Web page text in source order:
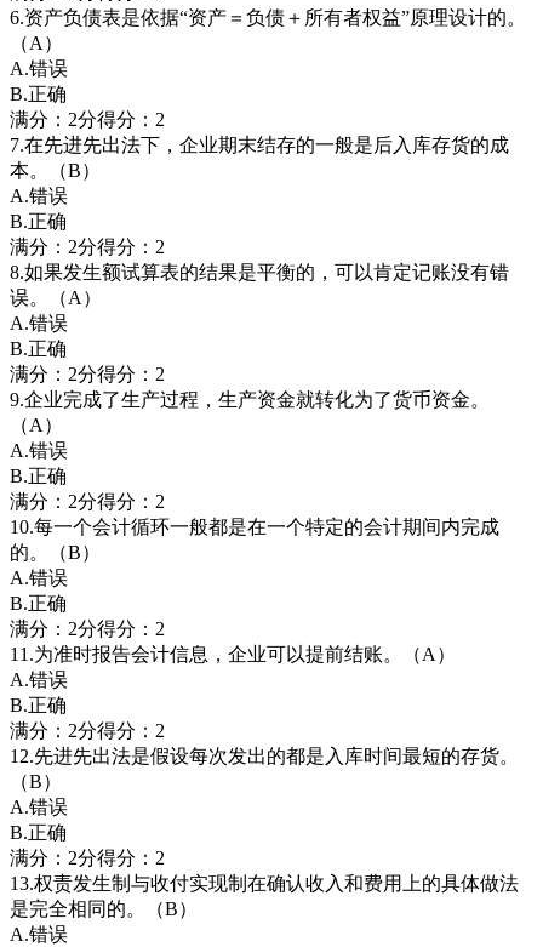
6.资产负债表是依据“资产＝负债＋所有者权益”原理设计的。
（A）
A.错误
B.正确
满分：2分得分：2
7.在先进先出法下，企业期末结存的一般是后入库存货的成
本。（B）
A.错误
B.正确
满分：2分得分：2
8.如果发生额试算表的结果是平衡的，可以肯定记账没有错
误。（A）
A.错误
B.正确
满分：2分得分：2
9.企业完成了生产过程，生产资金就转化为了货币资金。
（A）
A.错误
B.正确
满分：2分得分：2
10.每一个会计循环一般都是在一个特定的会计期间内完成
的。（B）
A.错误
B.正确
满分：2分得分：2
11.为准时报告会计信息，企业可以提前结账。（A）
A.错误
B.正确
满分：2分得分：2
12.先进先出法是假设每次发出的都是入库时间最短的存货。
（B）
A.错误
B.正确
满分：2分得分：2
13.权责发生制与收付实现制在确认收入和费用上的具体做法
是完全相同的。（B）
A.错误